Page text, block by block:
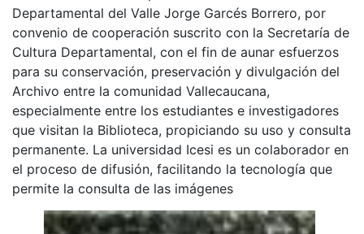
Departamental del Valle Jorge Garcés Borrero, por
convenio de cooperación suscrito con la Secretaría de
Cultura Departamental, con el fin de aunar esfuerzos
para su conservación, preservación y divulgación del
Archivo entre la comunidad Vallecaucana,
especialmente entre los estudiantes e investigadores
que visitan la Biblioteca, propiciando su uso y consulta
permanente. La universidad Icesi es un colaborador en
el proceso de difusión, facilitando la tecnología que
permite la consulta de las imágenes